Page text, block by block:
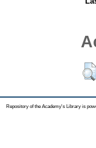
Repository of the Academy's Library is